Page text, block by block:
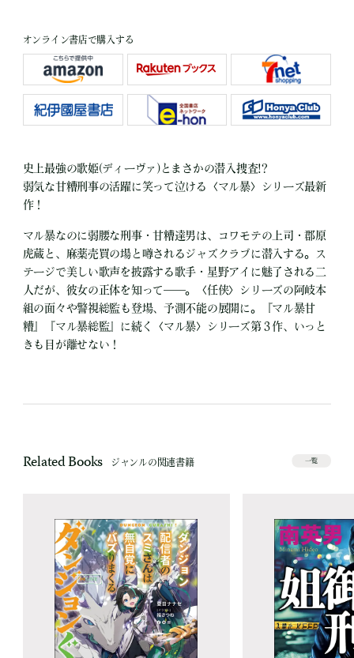
オンライン書店で購入する
史上最強の歌姫(ディーヴァ)とまさかの潜入捜査!?
弱気な甘糟刑事の活躍に笑って泣ける〈マル暴〉シリーズ最新
作！
マル暴なのに弱腰な刑事・甘糟達男は、コワモテの上司・郡原
虎蔵と、麻薬売買の場と噂されるジャズクラブに潜入する。ス
テージで美しい歌声を披露する歌手・星野アイに魅了される二
人だが、彼女の正体を知って――。〈任侠〉シリーズの阿岐本
組の面々や警視総監も登場、予測不能の展開に。『マル暴甘
糟』『マル暴総監』に続く〈マル暴〉シリーズ第３作、いっと
きも目が離せない！
Related Books ジャンルの関連書籍 一覧